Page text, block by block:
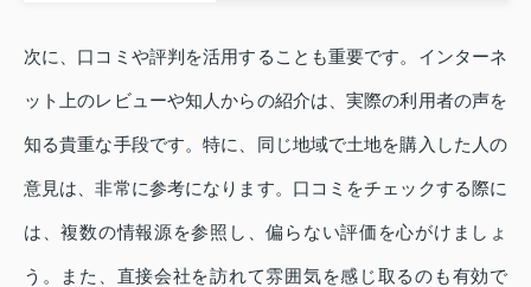
次に、口コミや評判を活用することも重要です。インターネ
ット上のレビューや知人からの紹介は、実際の利用者の声を
知る貴重な手段です。特に、同じ地域で土地を購入した人の
意見は、非常に参考になります。口コミをチェックする際に
は、複数の情報源を参照し、偏らない評価を心がけましょ
う。また、直接会社を訪れて雰囲気を感じ取るのも有効で